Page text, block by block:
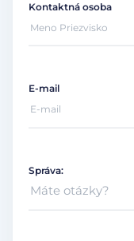
Kontaktná osoba
E-mail
Správa: